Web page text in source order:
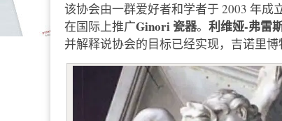
该协会由一群爱好者和学者于 2003 年
在国际上推广Ginori 瓷器。 利维娅-弗雷
并解释说协会的目标已经实现，吉诺里